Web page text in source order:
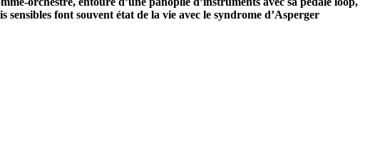
sensibles fontsouvent état de la vie avec le syndrome d’Asperger